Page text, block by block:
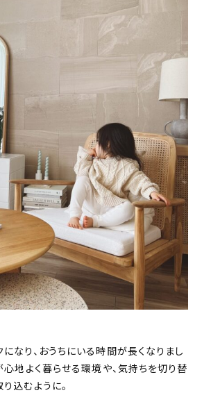
なり、おうちにいる時間が長くなりまし
心地よく暮らせる環境や、気持ちを切り替
込むように。